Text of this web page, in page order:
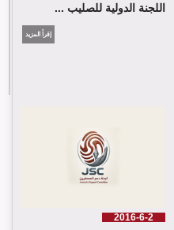
للصليب الأحمر في جنيف
اللجنة الدولية للصليب ...
إقرأ المزيد
2016-6-2